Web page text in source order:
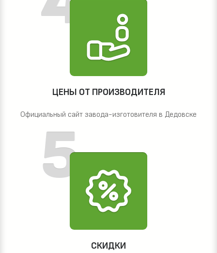
ЦЕНЫ ОТ ПРОИЗВОДИТЕЛЯ
Официальный сайт завода-изготовителя в Дедовске
СКИДКИ